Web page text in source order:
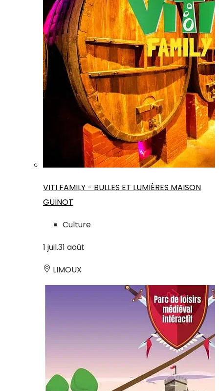
VITI FAMILY - BULLES ET LUMIÈRES MAISON
GUINOT
Culture
1 juil.31 août
LIMOUX